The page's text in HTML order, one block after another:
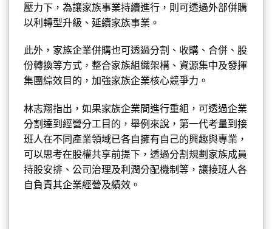
壓力下，為讓家族事業持續進行，則可透過外部併購
以利轉型升級、延續家族事業。
此外，家族企業併購也可透過分割、收購、合併、股
份轉換等方式，整合家族組織架構、資源集中及發揮
集團綜效目的，加強家族企業核心競爭力。
林志翔指出，如果家族企業間進行重組，可透過企業
分割達到經營分工目的，舉例來說，第一代考量到接
班人在不同產業領域已各自擁有自己的興趣與專業，
可以思考在股權共享前提下，透過分割規劃家族成員
持股安排、公司治理及利潤分配機制等，讓接班人各
自負責其企業經營及績效。